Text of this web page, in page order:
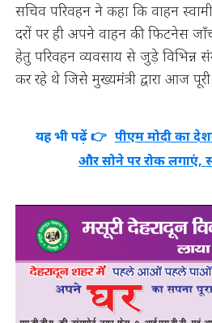
सचिव परिवहन ने कहा कि वाहन
दरों पर ही अपने वाहन की फिटनेस
हेतु परिवहन व्यवसाय से जुड़े विभिन्न
कर रहे थे जिसे मुख्यमंत्री द्वारा आज
यह भी पढ़ें 👉 पीएम मोदी का
और सोने पर रोक लगाएं,